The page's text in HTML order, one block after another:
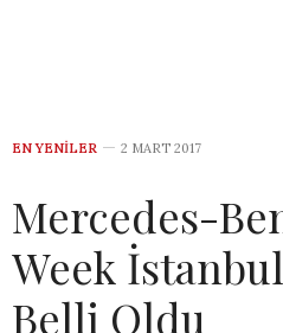
EN YENILER 2 MART 2017
Mercedes-
Week
Belli Oldu